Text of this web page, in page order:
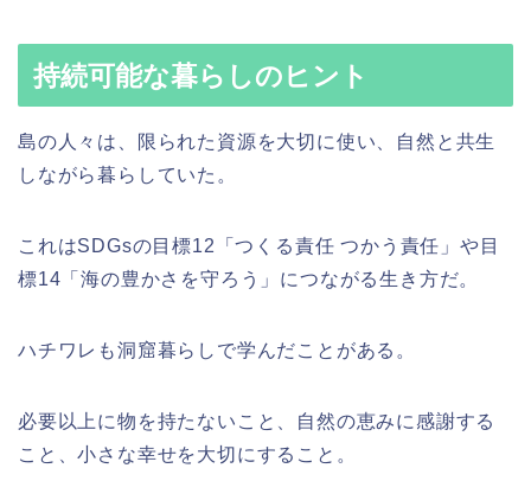
持続可能な暮らしのヒント
島の人々は、限られた資源を大切に使い、自然と共生
しながら暮らしていた。
これはSDGsの目標12「つくる責任 つかう責任」や目
標14「海の豊かさを守ろう」につながる生き方だ。
ハチワレも洞窟暮らしで学んだことがある。
必要以上に物を持たないこと、自然の恵みに感謝する
こと、小さな幸せを大切にすること。